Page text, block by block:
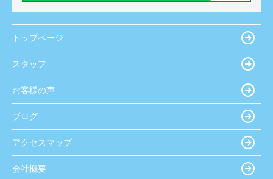
トップページ
スタッフ
お客様の声
ブログ
アクセスマップ
会社概要